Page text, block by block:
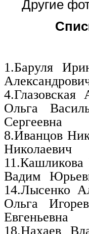
Другие
1.Баруля
4.Глазовская
Ольга
Сергеевна
8.Иванцов
Николаевич
Вадим
14.Лысенко
Ольга
Евгеньевна
18.Нахаев